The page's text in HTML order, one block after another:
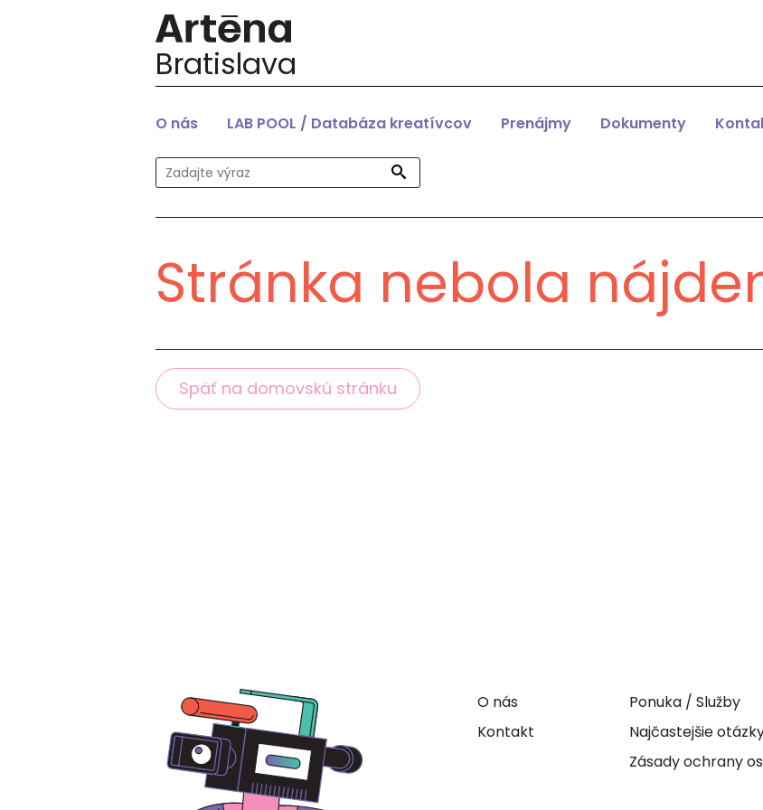
Bratislava
O nás LAB POOL / Databáza kreatívcov Prenájmy Dokumenty
Stránka nebola
Späť na domovskú stránku
O nás
Kontakt
Ponuka / Služby
Najčastejšie
Zásady ochrany